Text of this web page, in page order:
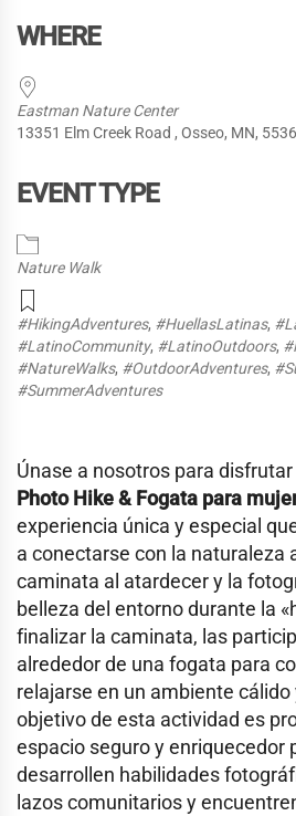
WHERE
Eastman Nature Center
13351 Elm Creek Road , Osseo, MN,
EVENT TYPE
Nature Walk
#HikingAdventures, #HuellasLatinas,
#LatinoCommunity, #LatinoOutdoors,
#NatureWalks, #OutdoorAdventures,
#SummerAdventures
Únase a nosotros para disfrutar
Photo Hike & Fogata para
experiencia única y especial
a conectarse con la naturaleza
caminata al atardecer y la
belleza del entorno durante la
finalizar la caminata, las
alrededor de una fogata para
relajarse en un ambiente cálido
objetivo de esta actividad es
espacio seguro y enriquecedor
desarrollen habilidades
lazos comunitarios y